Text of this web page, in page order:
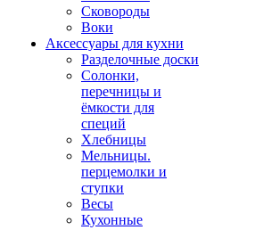
Сковороды
Воки
Аксессуары для кухни
Разделочные доски
Солонки,
перечницы и
ёмкости для
специй
Хлебницы
Мельницы.
перцемолки и
ступки
Весы
Кухонные